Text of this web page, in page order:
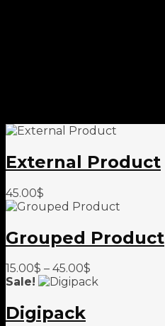
External Product
45.00$
Grouped Product
15.00$ – 45.00$
Sale!
Digipack